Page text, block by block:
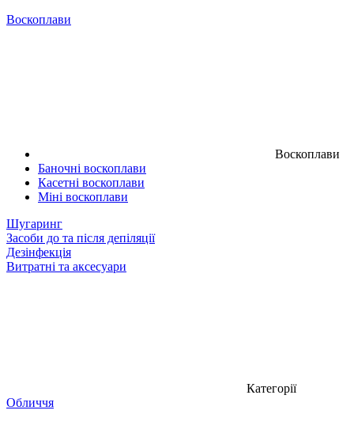
Воскоплави
Воскоплави
Баночні воскоплави
Касетні воскоплави
Міні воскоплави
Шугаринг
Засоби до та після депіляції
Дезінфекція
Витратні та аксесуари
Категорії
Обличчя